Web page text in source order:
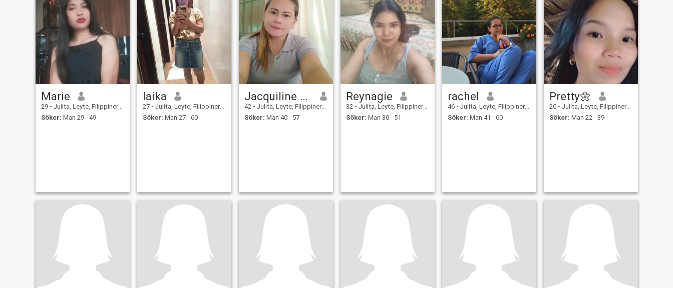
Marie
29 • Julita, Leyte, Filippinerna
Söker: Man 29 - 49
laika
27 • Julita, Leyte, Filippinerna
Söker: Man 27 - 60
Jacquiline Berones Lanante
42 • Julita, Leyte, Filippinerna
Söker: Man 40 - 57
Reynagie
32 • Julita, Leyte, Filippinerna
Söker: Man 30 - 51
rachel
46 • Julita, Leyte, Filippinerna
Söker: Man 41 - 60
Pretty🌼
20 • Julita, Leyte, Filippinerna
Söker: Man 22 - 39